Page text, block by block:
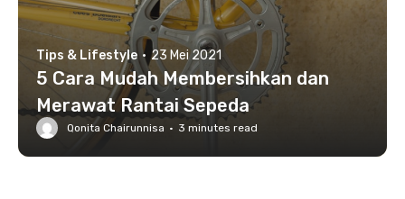
Tips & Lifestyle · 23 Mei 2021
5 Cara Mudah Membersihkan dan
Merawat Rantai Sepeda
Qonita Chairunnisa · 3 minutes read